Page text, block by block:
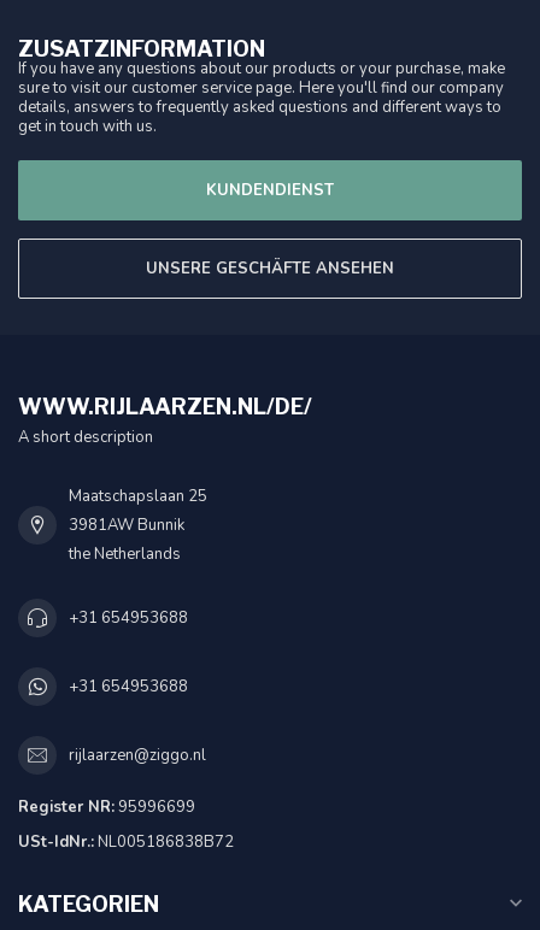
ZUSATZINFORMATION
If you have any questions about our products or your purchase, make
sure to visit our customer service page. Here you'll find our company
details, answers to frequently asked questions and different ways to
get in touch with us.
KUNDENDIENST
UNSERE GESCHÄFTE ANSEHEN
WWW.RIJLAARZEN.NL/DE/
A short description
Maatschapslaan 25
3981AW Bunnik
the Netherlands
+31 654953688
+31 654953688
rijlaarzen@ziggo.nl
Register NR:95996699
USt-IdNr.:NL005186838B72
KATEGORIEN